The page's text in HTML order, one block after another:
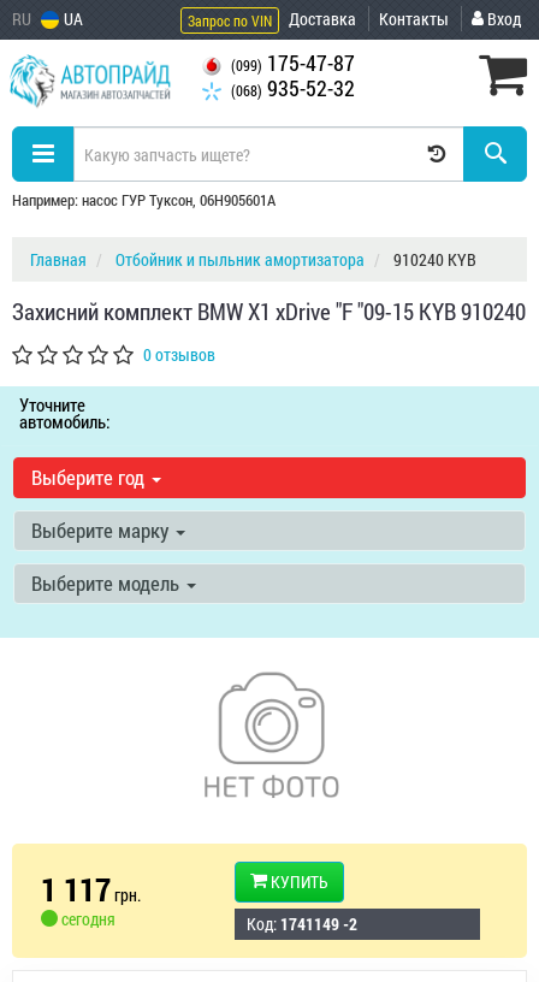
RU UA Запрос по VIN Доставка Контакты Вход
(099) 175-47-87
(068) 935-52-32
Например: насос ГУР Туксон, 06H905601A
Главная Отбойник и пыльник амортизатора 910240 KYB
Захисний комплект BMW X1 xDrive "F "09-15 KYB 910240
0 отзывов
Уточните
автомобиль:
Выберите год
Выберите марку
Выберите модель
1 117грн.
сегодня
КУПИТЬ
Код: 1741149 -2